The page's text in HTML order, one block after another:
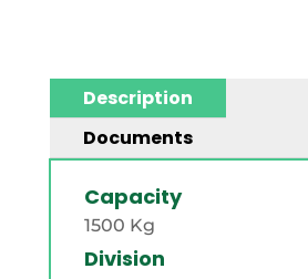
Description
Documents
Capacity
1500 Kg
Division